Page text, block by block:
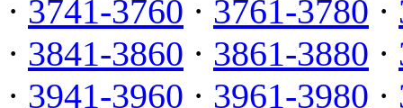
· 3741-3760 · 3761-3780 ·
· 3841-3860 · 3861-3880 ·
· 3941-3960 · 3961-3980 ·